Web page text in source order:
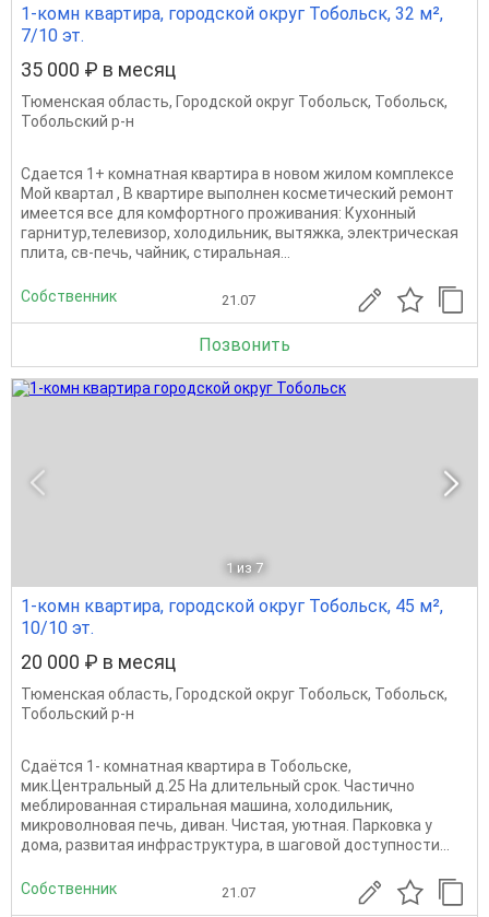
1-комн квартира, городской округ Тобольск, 32 м²,
7/10 эт.
35 000 ₽ в месяц
Тюменская область, Городской округ Тобольск, Тобольск,
Тобольский р-н
Сдается 1+ комнатная квартира в новом жилом комплексе
Мой квартал , В квартире выполнен косметический ремонт
имеетcя вcе для комфортнoгo пpoживания: Кухонный
гарнитур,телевизоp, хoлoдильник, вытяжка, электрическая
плита, св-печь, чайник, стиpaльная...
Собственник 21.07
Позвонить
1 из 7
1-комн квартира, городской округ Тобольск, 45 м²,
10/10 эт.
20 000 ₽ в месяц
Тюменская область, Городской округ Тобольск, Тобольск,
Тобольский р-н
Сдаётся 1- комнатная квартира в Тобольске,
мик.Центральный д.25 На длительный срок. Частично
меблированная стиральная машина, холодильник,
микроволновая печь, диван. Чистая, уютная. Парковка у
дома, развитая инфраструктура, в шаговой доступности...
Собственник 21.07